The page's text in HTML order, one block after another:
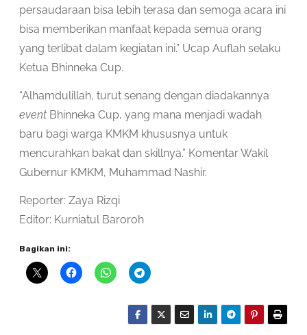
persaudaraan bisa lebih terasa dan semoga acara ini
bisa memberikan manfaat kepada semua orang
yang terlibat dalam kegiatan ini.” Ucap Auflah selaku
Ketua Bhinneka Cup.
“Alhamdulillah, turut senang dengan diadakannya
eventBhinneka Cup, yang mana menjadi wadah
baru bagi warga KMKM khususnya untuk
mencurahkan bakat dan skillnya.” Komentar Wakil
Gubernur KMKM, Muhammad Nashir.
Reporter: Zaya Rizqi
Editor: Kurniatul Baroroh
Bagikan ini: